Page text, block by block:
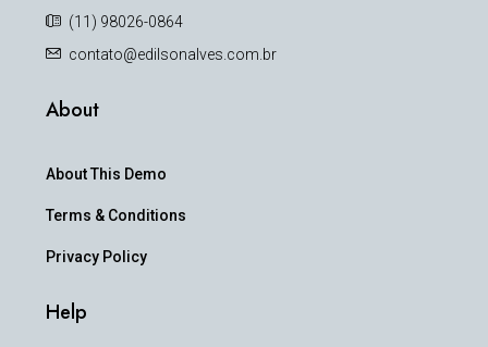
(11) 98026-0864
contato@edilsonalves.com.br
About
About This Demo
Terms & Conditions
Privacy Policy
Help